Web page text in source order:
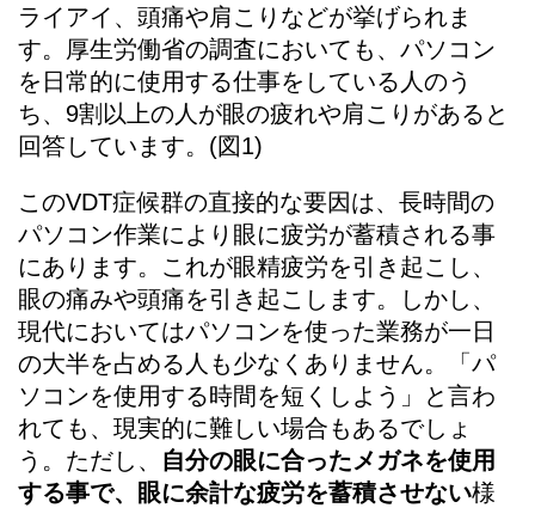
ライアイ、頭痛や肩こりなどが挙げられま
す。厚生労働省の調査においても、パソコン
を日常的に使用する仕事をしている人のう
ち、9割以上の人が眼の疲れや肩こりがあると
回答しています。(図1)
このVDT症候群の直接的な要因は、長時間の
パソコン作業により眼に疲労が蓄積される事
にあります。これが眼精疲労を引き起こし、
眼の痛みや頭痛を引き起こします。しかし、
現代においてはパソコンを使った業務が一日
の大半を占める人も少なくありません。「パ
ソコンを使用する時間を短くしよう」と言わ
れても、現実的に難しい場合もあるでしょ
う。ただし、 自分の眼に合ったメガネを使用
する事で、眼に余計な疲労を蓄積させない様